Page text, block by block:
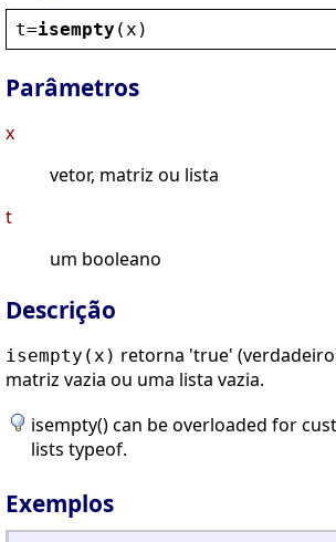
t=isempty ( x )
Parâmetros
x
vetor, matriz ou lista
t
um booleano
Descrição
isempty(x) retorna 'true'
matriz vazia ou uma lista vazia.
isempty() can be overloaded for
lists typeof.
Exemplos